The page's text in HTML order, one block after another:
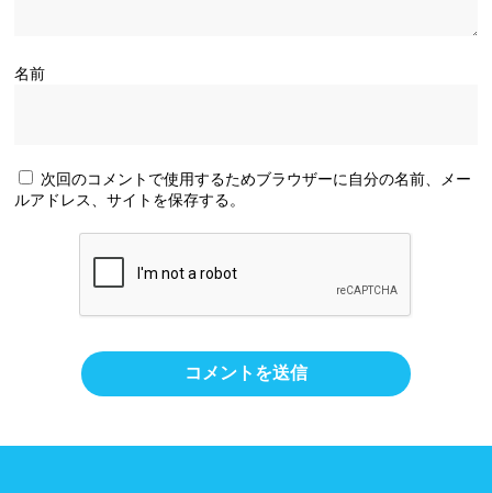
名前
次回のコメントで使用するためブラウザーに自分の名前、メー
ルアドレス、サイトを保存する。